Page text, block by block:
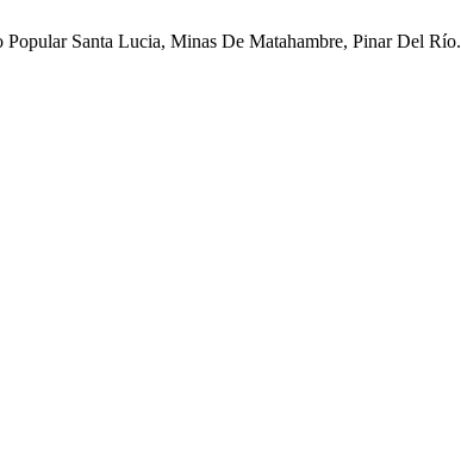
Santa Lucia, Minas De Matahambre, Pinar Del Río.